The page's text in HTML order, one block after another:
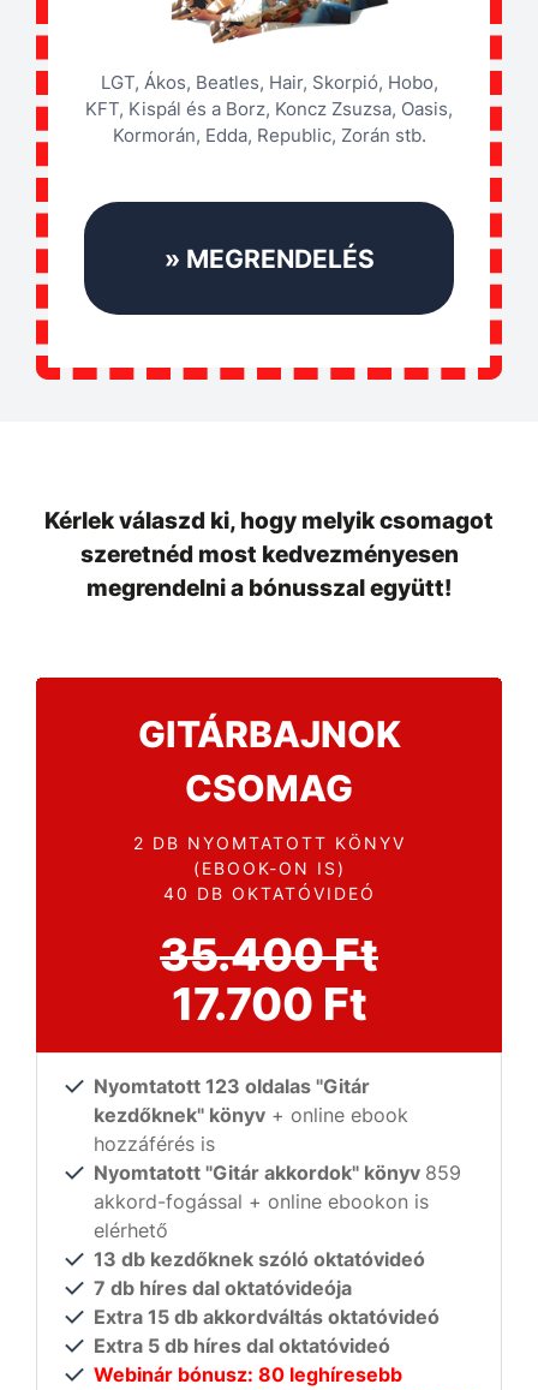
LGT, Ákos, Beatles, Hair, Skorpió, Hobo,
KFT, Kispál és a Borz, Koncz Zsuzsa, Oasis,
Kormorán, Edda, Republic, Zorán stb.
» MEGRENDELÉS
Kérlek válaszd ki, hogy melyik csomagot
szeretnéd most kedvezményesen
megrendelni a bónusszal együtt!
GITÁRBAJNOK
CSOMAG
2 DB NYOMTATOTT KÖNYV
(EBOOK-ON IS)
40 DB OKTATÓVIDEÓ
35.400 Ft
17.700 Ft
Nyomtatott 123 oldalas "Gitár
kezdőknek" könyv + online ebook
hozzáférés is
Nyomtatott "Gitár akkordok" könyv 859
akkord-fogással + online ebookon is
elérhető
13 db kezdőknek szóló oktatóvideó
7 db híres dal oktatóvideója
Extra 15 db akkordváltás oktatóvideó
Extra 5 db híres dal oktatóvideó
Webinár bónusz: 80 leghíresebb